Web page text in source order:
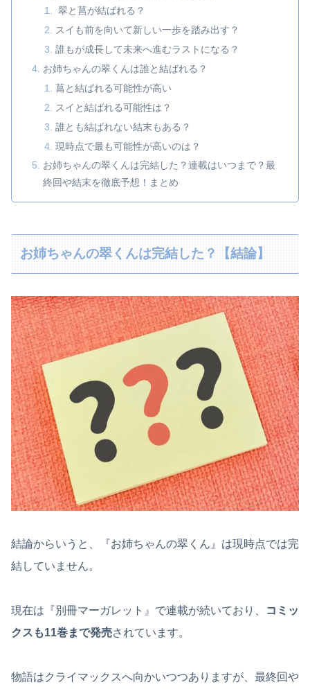
翠と菖が結ばれる？
スイも前を向いて新しい一歩を踏み出す？
誰もが成長して未来へ進むラストになる？
お姉ちゃんの翠くんは誰と結ばれる？
菖と結ばれる可能性が高い
スイと結ばれる可能性は？
誰とも結ばれない結末もある？
現時点で最も可能性が高いのは？
お姉ちゃんの翠くんは完結した？連載はいつまで？最
終回や結末を徹底予想！まとめ
お姉ちゃんの翠くんは完結した？【結論】
結論からいうと、『お姉ちゃんの翠くん』は現時点では完
結していません。
現在は『別冊マーガレット』で連載が続いており、
コミッ
クスも11巻まで発売されています。
物語はクライマックスへ向かいつつありますが、最終回や